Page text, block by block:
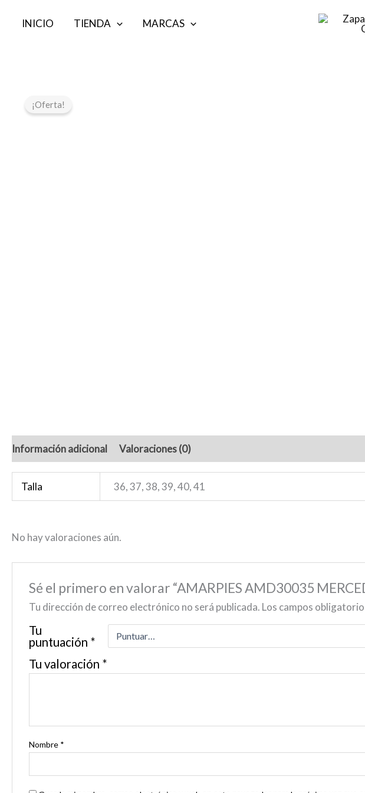
INICIO TIENDA MARCAS
¡Oferta!
Información adicional Valoraciones (0)
Talla 36, 37, 38, 39, 40, 41
No hay valoraciones aún.
Sé el primero en valorar “AMARPIES AMD30035
Tu dirección de correo electrónico no será publicada. Los campos
Tu
puntuación *
Tu valoración *
Nombre *